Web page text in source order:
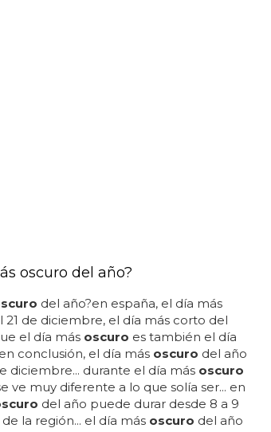
oscuro del año?
del año?en españa, el día más
21 de diciembre, el día más corto del
el día más oscuro es también el día
conclusión, el día más oscuro del año
diciembre... durante el día más oscuro
ve muy diferente a lo que solía ser... en
del año puede durar desde 8 a 9
la región... el día más oscuro del año